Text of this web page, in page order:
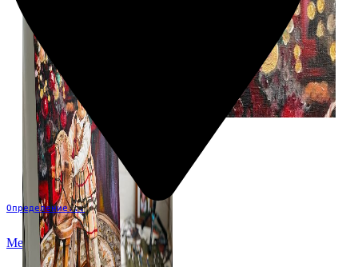
Определение...
Меню